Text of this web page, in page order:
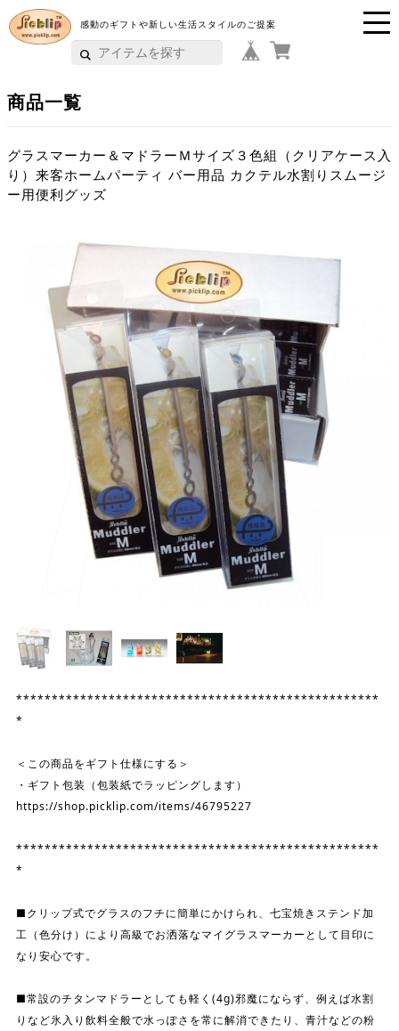
i
k
li
感動のギフトや新しい生活スタイルのご提案
商品一覧
グラスマーカー＆マドラーＭサイズ３色組（クリアケース入
り）来客ホームパーティ バー用品 カクテル水割りスムージ
ー用便利グッズ
***************************************************
*
＜この商品をギフト仕様にする＞
・ギフト包装（包装紙でラッピングします）
https://shop.picklip.com/items/46795227
***************************************************
*
■クリップ式でグラスのフチに簡単にかけられ、七宝焼きステンド加
工（色分け）により高級でお洒落なマイグラスマーカーとして目印に
なり安心です。
■常設のチタンマドラーとしても軽く(4g)邪魔にならず、例えば水割
りなど氷入り飲料全般で水っぽさを常に解消できたり、青汁などの粉